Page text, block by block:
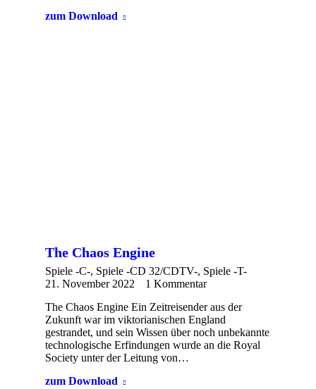
zum Download
The Chaos Engine
Spiele -C-, Spiele -CD 32/CDTV-, Spiele -T-
21. November 2022
1 Kommentar
The Chaos Engine Ein Zeitreisender aus der
Zukunft war im viktorianischen England
gestrandet, und sein Wissen über noch unbekannte
technologische Erfindungen wurde an die Royal
Society unter der Leitung von…
zum Download